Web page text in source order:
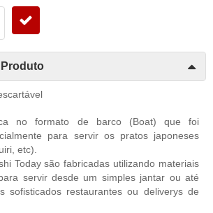
Produto
no formato de barco (Boat) que foi
para servir os pratos japoneses
etc).
Today são fabricadas utilizando materiais
servir desde um simples jantar ou até
sofisticados restaurantes ou deliverys de